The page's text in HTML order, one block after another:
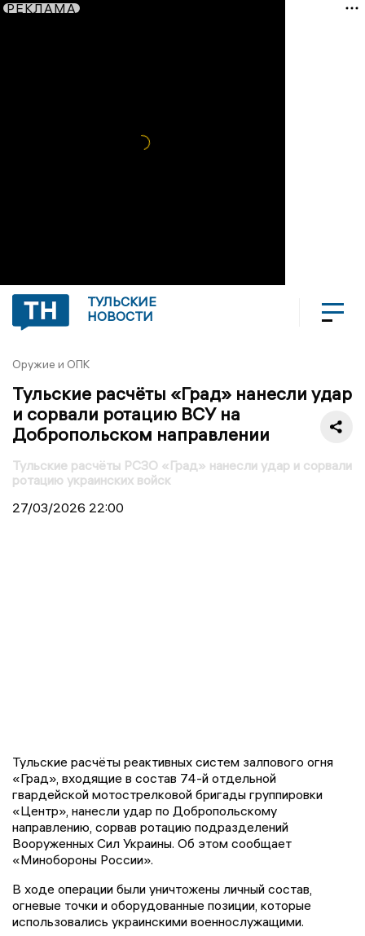
РЕКЛАМА
ТУЛЬСКИЕ
НОВОСТИ
Оружие и ОПК
Тульские расчёты «Град» нанесли удар
и сорвали ротацию ВСУ на
Добропольском направлении
Тульские расчёты РСЗО «Град» нанесли удар и сорвали
ротацию украинских войск
27/03/2026 22:00
Тульские расчёты реактивных систем залпового огня
«Град», входящие в состав 74-й отдельной
гвардейской мотострелковой бригады группировки
«Центр», нанесли удар по Добропольскому
направлению, сорвав ротацию подразделений
Вооруженных Сил Украины. Об этом сообщает
«Минобороны России».
В ходе операции были уничтожены личный состав,
огневые точки и оборудованные позиции, которые
использовались украинскими военнослужащими.